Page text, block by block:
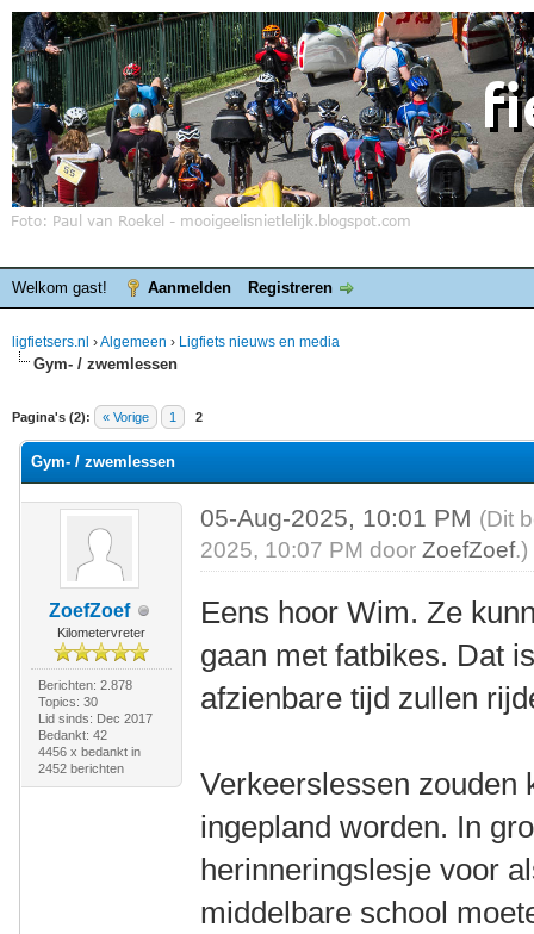
Welkom gast! Aanmelden Registreren
ligfietsers.nl ›Algemeen › Ligfiets nieuws en media
Gym- / zwemlessen
Pagina's (2): « Vorige 1 2
waardering is 0
Gym- / zwemlessen
ZoefZoef
Kilometervreter
Berichten: 2.878
Topics: 30
Lid sinds: Dec 2017
Bedankt: 42
4456 x bedankt in
2452 berichten
05-Aug-2025, 10:01 PM (Dit
2025, 10:07 PM doorZoefZoef.)
Eens hoor Wim. Ze
gaan met fatbikes. Dat
afzienbare tijd zullen
Verkeerslessen zouden
ingepland worden. In
herinneringslesje voor
middelbare school